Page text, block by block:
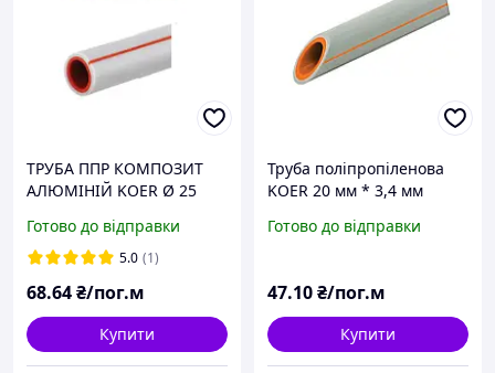
ТРУБА ППР КОМПОЗИТ
АЛЮМІНІЙ KOER Ø 25
Готово до відправки
5.0 (1)
68.64₴/пог.м
Купити
Труба поліпропіленова
KOER 20 мм * 3,4 мм
опалення
Готово до відправки
47.10₴/пог.м
Купити